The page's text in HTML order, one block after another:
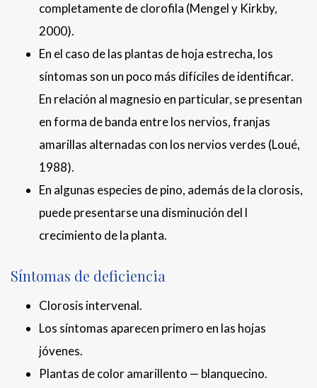
completamente de clorofila (Mengel y Kirkby,
2000).
En el caso de las plantas de hoja estrecha, los
síntomas son un poco más difíciles de identificar.
En relación al magnesio en particular, se presentan
en forma de banda entre los nervios, franjas
amarillas alternadas con los nervios verdes (Loué,
1988).
En algunas especies de pino, además de la clorosis,
puede presentarse una disminución del l
crecimiento de la planta.
Síntomas de deficiencia
Clorosis intervenal.
Los síntomas aparecen primero en las hojas
jóvenes.
Plantas de color amarillento — blanquecino.